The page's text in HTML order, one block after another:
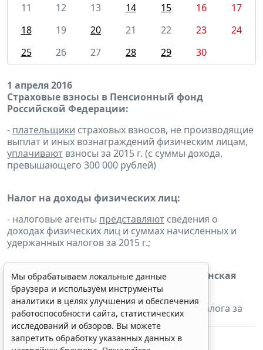
11
12 13 14 15 16
17
18
19 20 21 22 23
24
25
26 27 28 29 30
1 апреля 2016
Страховые взносы в Пенсионный фонд
Российской Федерации:
- плательщики страховых взносов, не производящие
выплат и иных вознаграждений физическим лицам,
уплачивают взносы за 2015 г. (с суммы дохода,
превышающего 300 000 рублей)
Налог на доходы физических лиц:
- налоговые агенты представляют сведения о
доходах физических лиц и суммах начисленных и
удержанных налогов за 2015 г.;
Налог на имущество организаций (Рязанская
область):
- налогоплательщикиуплачиваютсумму налога за
2015 г.
Мы обрабатываем локальные данные
браузера и используем инструменты
аналитики в целях улучшения и обеспечения
работоспособности сайта, статистических
исследований и обзоров. Вы можете
запретить обработку указанных данных в